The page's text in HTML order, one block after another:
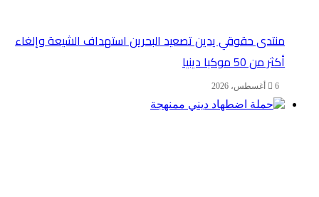
منتدى حقوقي يدين تصعيد البحرين استهداف الشيعة وإلغاء
أكثر من 50 موكبا دينيا
6 أغسطس، 2026